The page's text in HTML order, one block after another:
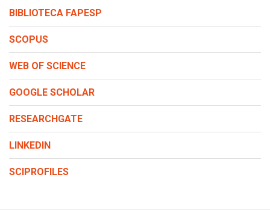
BIBLIOTECA FAPESP
SCOPUS
WEB OF SCIENCE
GOOGLE SCHOLAR
RESEARCHGATE
LINKEDIN
SCIPROFILES